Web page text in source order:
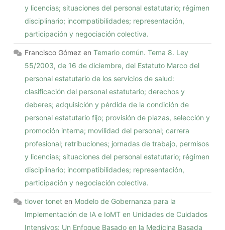
y licencias; situaciones del personal estatutario; régimen
disciplinario; incompatibilidades; representación,
participación y negociación colectiva.
Francisco Gómez enTemario común. Tema 8. Ley
55/2003, de 16 de diciembre, del Estatuto Marco del
personal estatutario de los servicios de salud:
clasificación del personal estatutario; derechos y
deberes; adquisición y pérdida de la condición de
personal estatutario fijo; provisión de plazas, selección y
promoción interna; movilidad del personal; carrera
profesional; retribuciones; jornadas de trabajo, permisos
y licencias; situaciones del personal estatutario; régimen
disciplinario; incompatibilidades; representación,
participación y negociación colectiva.
tlover tonet en Modelo de Gobernanza para la
Implementación de IA e IoMT en Unidades de Cuidados
Intensivos: Un Enfoque Basado en la Medicina Basada